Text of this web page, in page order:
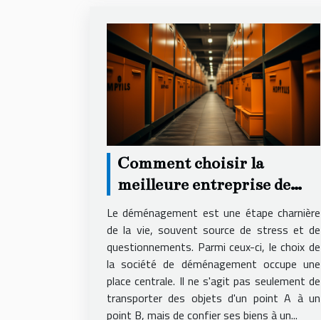
Comment choisir la
meilleure entreprise de
déménagement pour un
service local fiable et
économique
Le déménagement est une étape charnière
de la vie, souvent source de stress et de
questionnements. Parmi ceux-ci, le choix de
la société de déménagement occupe une
place centrale. Il ne s'agit pas seulement de
transporter des objets d'un point A à un
point B, mais de confier ses biens à un...